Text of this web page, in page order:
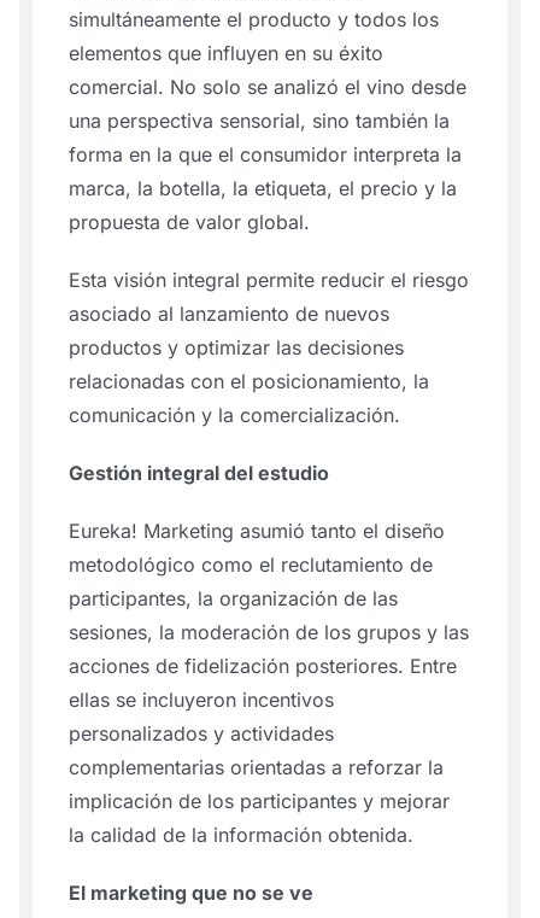
simultáneamente el producto y todos los
elementos que influyen en su éxito
comercial. No solo se analizó el vino desde
una perspectiva sensorial, sino también la
forma en la que el consumidor interpreta la
marca, la botella, la etiqueta, el precio y la
propuesta de valor global.
Esta visión integral permite reducir el riesgo
asociado al lanzamiento de nuevos
productos y optimizar las decisiones
relacionadas con el posicionamiento, la
comunicación y la comercialización.
Gestión integral del estudio
Eureka! Marketing asumió tanto el diseño
metodológico como el reclutamiento de
participantes, la organización de las
sesiones, la moderación de los grupos y las
acciones de fidelización posteriores. Entre
ellas se incluyeron incentivos
personalizados y actividades
complementarias orientadas a reforzar la
implicación de los participantes y mejorar
la calidad de la información obtenida.
El marketing que no se ve